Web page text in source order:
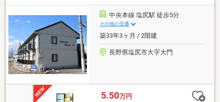
中央本線 塩尻駅 徒歩5分
その他の交通
築33年3ヶ月 / 2階建
長野県塩尻市大字大門
5.50万円